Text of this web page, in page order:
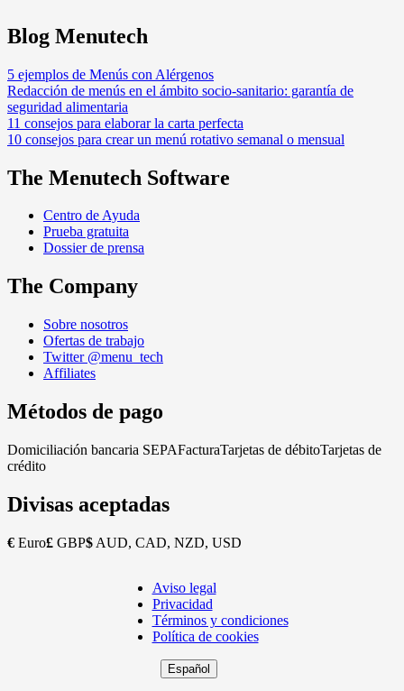
Blog Menutech
5 ejemplos de Menús con Alérgenos
Redacción de menús en el ámbito socio-sanitario: garantía de
seguridad alimentaria
11 consejos para elaborar la carta perfecta
10 consejos para crear un menú rotativo semanal o mensual
The Menutech Software
Centro de Ayuda
Prueba gratuita
Dossier de prensa
The Company
Sobre nosotros
Ofertas de trabajo
Twitter @menu_tech
Affiliates
Métodos de pago
Domiciliación bancaria SEPAFacturaTarjetas de débitoTarjetas de
crédito
Divisas aceptadas
€ Euro£ GBP$ AUD, CAD, NZD, USD
Copyright
Footer
Aviso legal
Privacidad
Términos y condiciones
Política de cookies
Español